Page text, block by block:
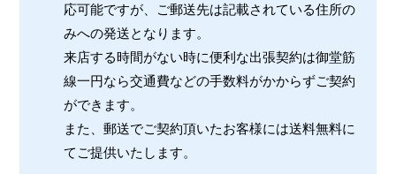
応可能ですが、ご郵送先は記載されている住所の
みへの発送となります。
来店する時間がない時に便利な出張契約は御堂筋
線一円なら交通費などの手数料がかからずご契約
ができます。
また、郵送でご契約頂いたお客様には送料無料に
てご提供いたします。